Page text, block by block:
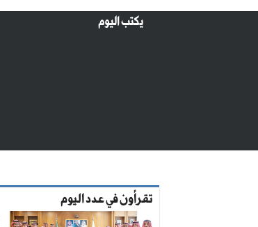
يكتب اليوم
تقرأون في عدد اليوم